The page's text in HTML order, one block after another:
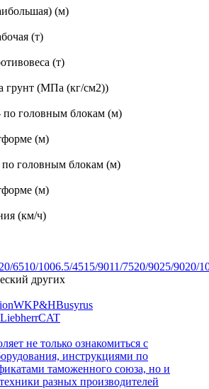
(м)
(т)
(т)
грунт (МПа (кг/см2))
по головным блокам (м)
(м)
головным блокам (м)
(м)
(км/ч)
20/6510/1006.5/4515/9011/7520/9025/9020/
других
WKP&HBusyrus
LiebherrCAT
не только ознакомиться с
инструкциями по
таможенного союза, но и
разных производителей